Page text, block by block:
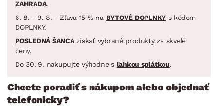
ZAHRADA.
6. 8. - 9. 8. - Zľava 15 % na BYTOVÉ DOPLNKY s kódom
DOPLNKY.
POSLEDNÁ ŠANCAzískať vybrané produkty za skvelé
ceny.
Do 30. 9. nakupujte výhodne s ľahkou splátkou.
Chcete poradiť s nákupom alebo objednať
telefonicky?